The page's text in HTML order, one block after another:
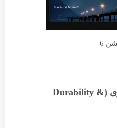
6
طراحی، مقاومت و باتری (Durability &